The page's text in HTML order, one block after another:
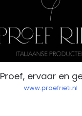
Proef, ervaar en
www.proefrieti.nl